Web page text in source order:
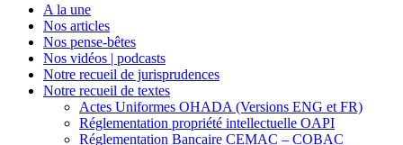
A la une
Nos articles
Nos pense-bêtes
Nos vidéos | podcasts
Notre recueil de jurisprudences
Notre recueil de textes
Actes Uniformes OHADA (Versions ENG et FR)
Réglementation propriété intellectuelle OAPI
Réglementation Bancaire CEMAC – COBAC